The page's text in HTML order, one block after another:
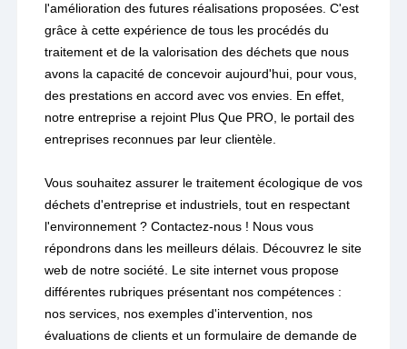
l'amélioration des futures réalisations proposées. C'est
grâce à cette expérience de tous les procédés du
traitement et de la valorisation des déchets que nous
avons la capacité de concevoir aujourd'hui, pour vous,
des prestations en accord avec vos envies. En effet,
notre entreprise a rejoint Plus Que PRO, le portail des
entreprises reconnues par leur clientèle.
Vous souhaitez assurer le traitement écologique de vos
déchets d'entreprise et industriels, tout en respectant
l'environnement ? Contactez-nous ! Nous vous
répondrons dans les meilleurs délais. Découvrez le site
web de notre société. Le site internet vous propose
différentes rubriques présentant nos compétences :
nos services, nos exemples d'intervention, nos
évaluations de clients et un formulaire de demande de